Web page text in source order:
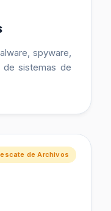
spyware,
de sistemas de
de Archivos